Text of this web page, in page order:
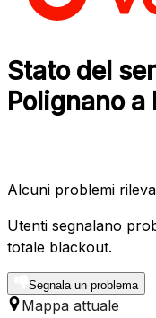
Stato del
Polignano
Alcuni problemi
Utenti segnalano
totale blackout.
Segnala un problema
Mappa attuale